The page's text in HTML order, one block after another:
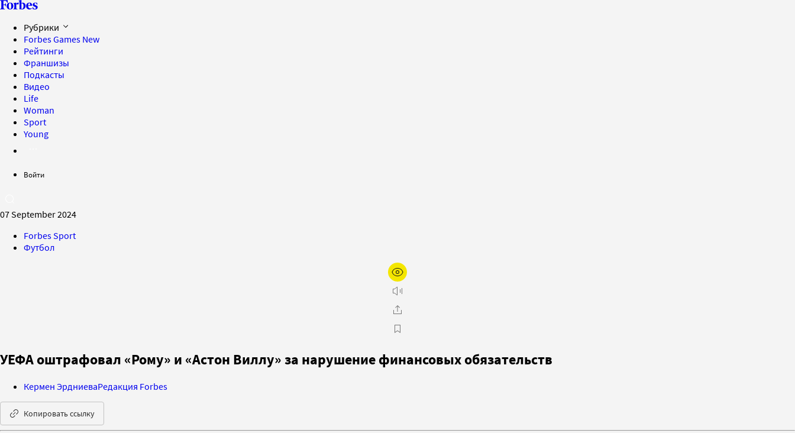
Рубрики
Forbes Games New
Рейтинги
Франшизы
Подкасты
Видео
Life
Woman
Sport
Young
Войти
07 September 2024
Forbes Sport
Футбол
УЕФА оштрафовал «Рому» и «Астон Виллу» за нарушение финансовых обязательств
Кермен ЭрдниеваРедакция Forbes
Копировать ссылку